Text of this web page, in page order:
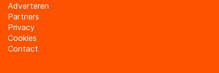
Adverteren
Partners
Privacy
Cookies
Contact